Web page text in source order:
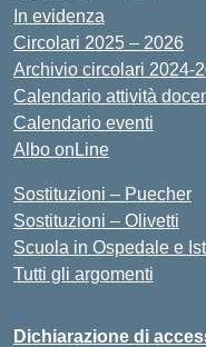
In evidenza
Circolari 2025 – 2026
Archivio circolari 2024-
Calendario attività
Calendario eventi
Albo onLine
Sostituzioni – Puecher
Sostituzioni – Olivetti
Scuola in Ospedale e
Tutti gli argomenti
Dichiarazione di